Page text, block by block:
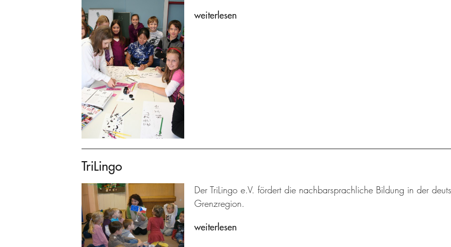
weiterlesen
TriLingo
Der TriLingo e.V. fördert die nachbarsprachliche Bildung in der
Grenzregion.
weiterlesen